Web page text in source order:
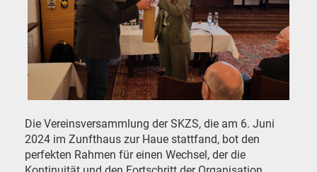
Die Vereinsversammlung der SKZS, die am 6. Juni
2024 im Zunfthaus zur Haue stattfand, bot den
perfekten Rahmen für einen Wechsel, der die